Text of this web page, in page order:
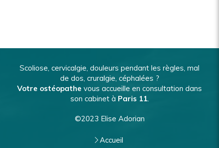
Scoliose, cervicalgie, douleurs pendant les règles, mal
de dos, cruralgie, céphalées ?
Votre ostéopathe vous accueille en consultation dans
son cabinet à Paris 11.
©2023 Elise Adorian
Accueil